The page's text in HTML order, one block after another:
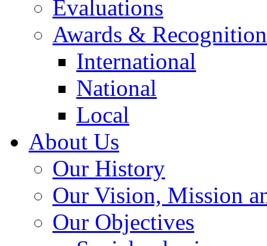
Evaluations
Awards &
International
National
Local
About Us
Our History
Our Vision, Mission
Our Objectives